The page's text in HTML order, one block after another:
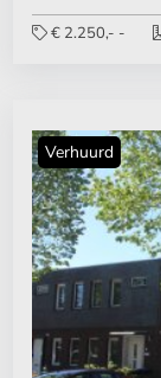
€ 2.250,- -
Verhuurd